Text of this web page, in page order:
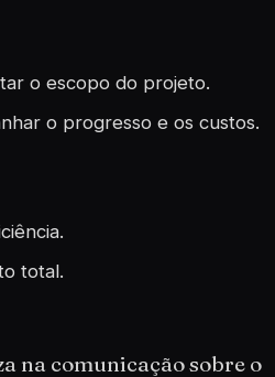
o escopo do projeto.
o progresso e os custos.
total.
na comunicação sobre o